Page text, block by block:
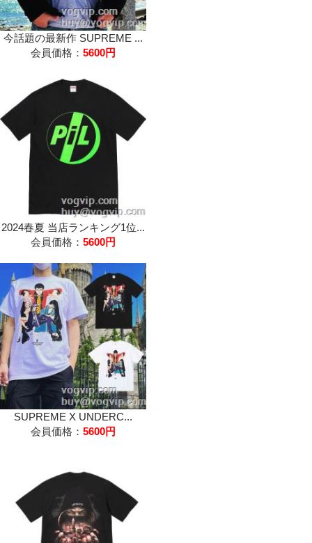
今話題の最新作 SUPREME ...
会員価格： 5600円
2024春夏 当店ランキング1位...
会員価格： 5600円
SUPREME X UNDERC...
会員価格： 5600円